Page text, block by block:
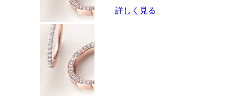
詳しく見る